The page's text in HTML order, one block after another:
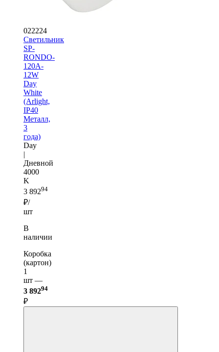
022224
Светильник
SP-
RONDO-
120A-
12W
Day
White
(Arlight,
IP40
Металл,
3
года)
Day
|
Дневной
4000
K
3 89294
₽/
шт
В
наличии
Коробка
(картон)
1
шт —
3 89294
₽